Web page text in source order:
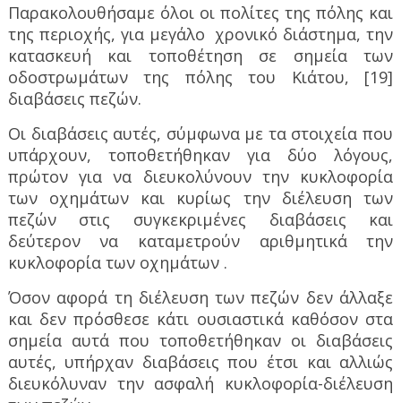
Παρακολουθήσαμε όλοι οι πολίτες της πόλης και
της περιοχής, για μεγάλο χρονικό διάστημα, την
κατασκευή και τοποθέτηση σε σημεία των
οδοστρωμάτων της πόλης του Κιάτου, [19]
διαβάσεις πεζών.
Οι διαβάσεις αυτές, σύμφωνα με τα στοιχεία που
υπάρχουν, τοποθετήθηκαν για δύο λόγους,
πρώτον για να διευκολύνουν την κυκλοφορία
των οχημάτων και κυρίως την διέλευση των
πεζών στις συγκεκριμένες διαβάσεις και
δεύτερον να καταμετρούν αριθμητικά την
κυκλοφορία των οχημάτων .
Όσον αφορά τη διέλευση των πεζών δεν άλλαξε
και δεν πρόσθεσε κάτι ουσιαστικά καθόσον στα
σημεία αυτά που τοποθετήθηκαν οι διαβάσεις
αυτές, υπήρχαν διαβάσεις που έτσι και αλλιώς
διευκόλυναν την ασφαλή κυκλοφορία-διέλευση